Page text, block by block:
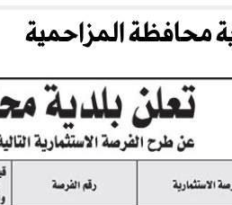
محافظة المزاحمية